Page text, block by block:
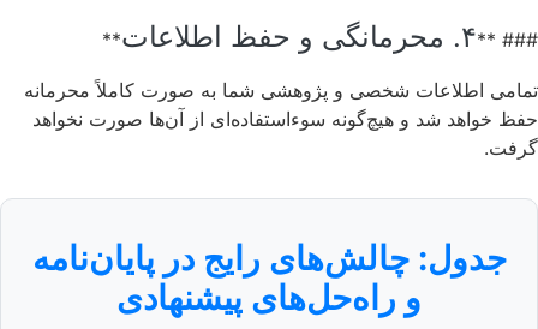
### **۴. محرمانگی و حفظ اطلاعات **
تمامی اطلاعات شخصی و پژوهشی شما به صورت کاملاً محرمانه
حفظ خواهد شد و هیچ‌گونه سوءاستفاده‌ای از آن‌ها صورت نخواهد
گرفت.
جدول: چالش‌های رایج در پایان‌نامه
و راه‌حل‌های پیشنهادی